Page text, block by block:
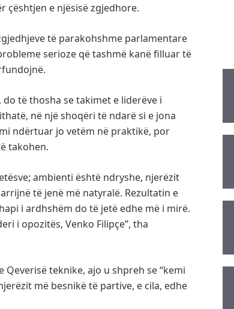
çështjen e njësisë zgjedhore.
të parakohshme parlamentare
serioze që tashmë kanë filluar të
të thosha se takimet e liderëve i
në një shoqëri të ndarë si e jona
ndërtuar jo vetëm në praktikë, por
takohen.
ambienti është ndryshe, njerëzit
të jenë më natyralë. Rezultatin e
i ardhshëm do të jetë edhe më i mirë.
i opozitës, Venko Filipçe”, tha
teknike, ajo u shpreh se “kemi
më besnikë të partive, e cila, edhe